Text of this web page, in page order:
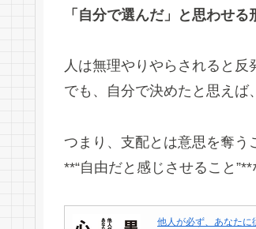
「自分で選んだ」と思わせる
人は無理やりやらされると反
でも、自分で決めたと思えば
つまり、支配とは意思を奪う
**“自由だと感じさせること”**
他人が必ず、あなたに